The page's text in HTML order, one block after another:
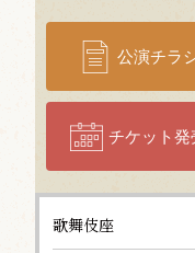
公演チラ
チケット
歌舞伎座